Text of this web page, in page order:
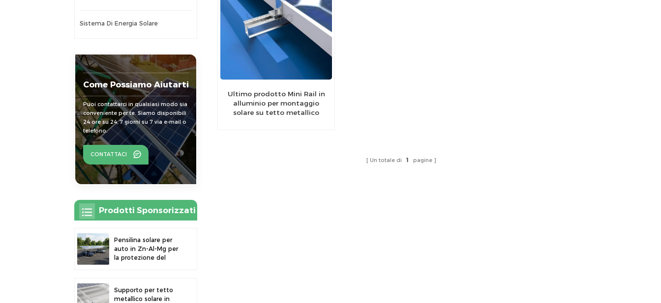
Ultimo prodotto Mini Rail in
alluminio per montaggio
solare su tetto metallico
Un totale di 1 pagine
Sistema Di Energia Solare
Come Possiamo Aiutarti
Puoi contattarci in qualsiasi modo sia
conveniente per te. Siamo disponibili
24 ore su 24, 7 giorni su 7 via e-mail o
telefono.
CONTATTACI
Prodotti Sponsorizzati
Pensilina solare per
auto in Zn-Al-Mg per
la protezione del
Supporto per tetto
metallico solare in